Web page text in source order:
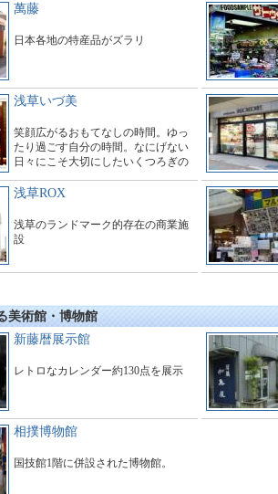
萬藤
日本各地の特産品がズラリ
浅草いづ美
笑顔広がるおもてなしの時間。ゆっ
たり過ごす自分の時間。なにげない
日々にこそ大切にしたいくつろぎの
で、音で、心和む楽しいひとときを
浅草ROX
浅草のランドマーク的存在の商業施
設
美術館・博物館
新藤暦展示館
レトロなカレンダー約130点を展示
相撲博物館
国技館1階に併設された博物館。